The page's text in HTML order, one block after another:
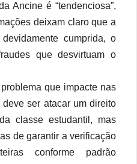
Ancine é “tendenciosa”,
deixam claro que a
cumprida, o
que desvirtuam o
que impacte nas
ser atacar um direito
classe estudantil, mas
de garantir a verificação
conforme padrão